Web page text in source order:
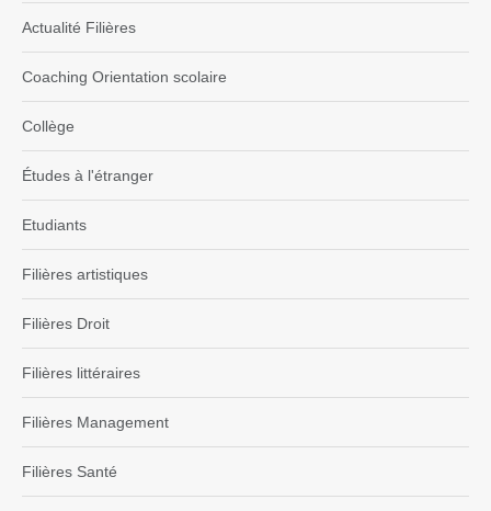
Actualité Filières
Coaching Orientation scolaire
Collège
Études à l'étranger
Etudiants
Filières artistiques
Filières Droit
Filières littéraires
Filières Management
Filières Santé